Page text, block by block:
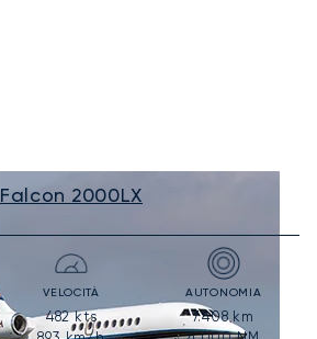
Falcon 2000LX
VELOCITÀ
482kts
AUTONOMIA
7.408km